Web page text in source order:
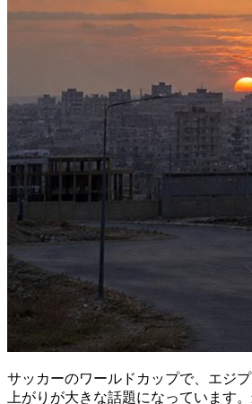
サッカーのワールドカップで、エジ
上がりが大きな話題になっています